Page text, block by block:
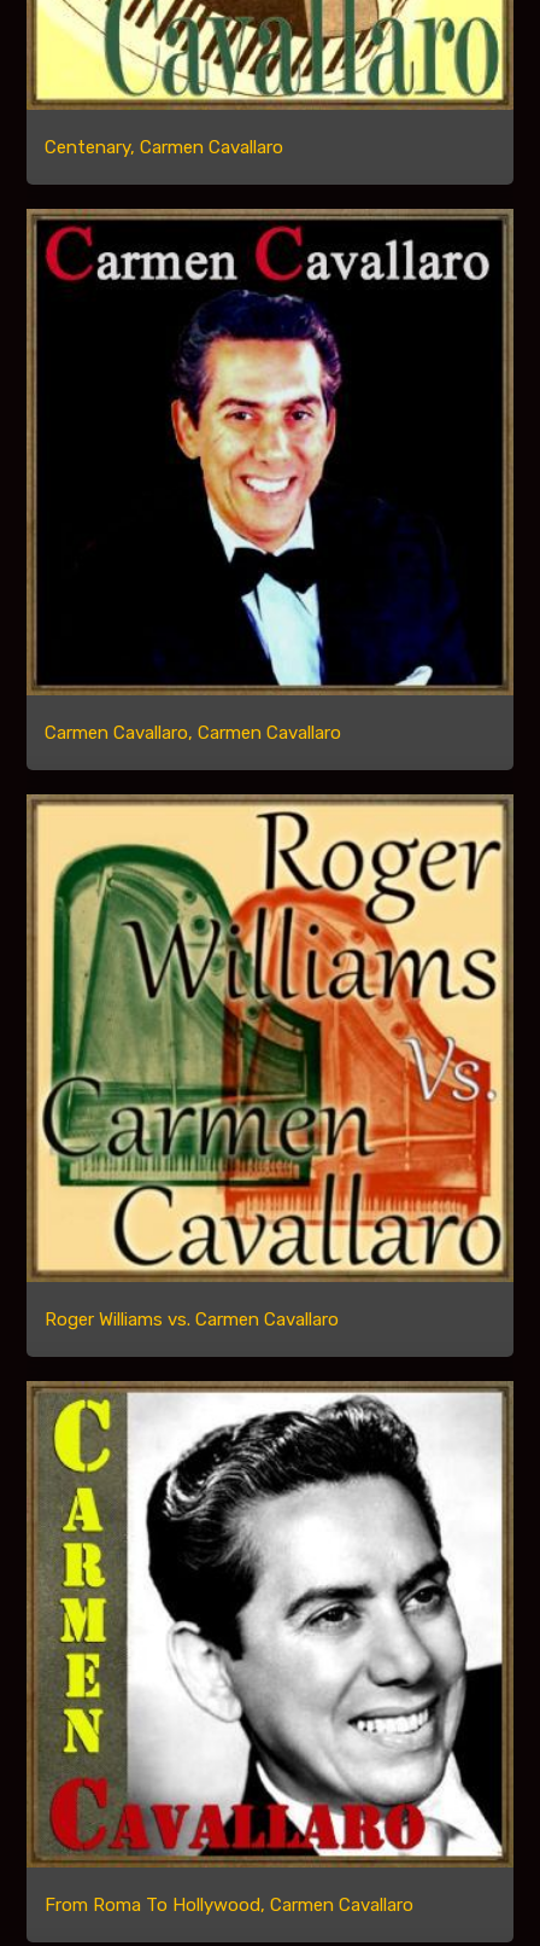
Centenary, Carmen Cavallaro
Carmen Cavallaro, Carmen Cavallaro
Roger Williams vs. Carmen Cavallaro
From Roma To Hollywood, Carmen Cavallaro